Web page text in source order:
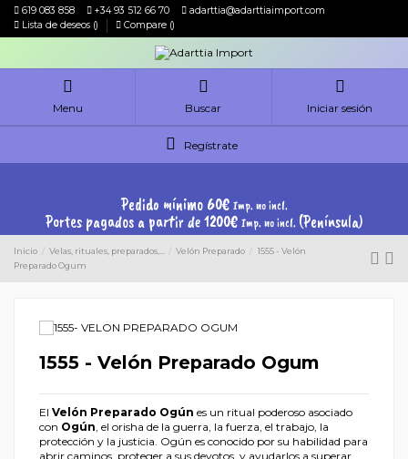
619 083 858 +34 93 512 66 70
adarttia@adarttiaimport.com
Lista de deseos () Compare ()
Menu Buscar Iniciar sesión
Regístrate
Pedido mínimo 60€ Imp. no incl.
Portes pagados a partir de 1200€ Imp. no incl. (Península)
Inicio Velas, rituales, preparados,... Velón Preparado
1555 - Velón
Preparado Ogum
1555 - Velón Preparado Ogum
El Velón Preparado Ogún es un ritual poderoso asociado
con Ogún , el orisha de la guerra, la fuerza, el trabajo, la
protección y la justicia. Ogún es conocido por su habilidad para
abrir caminos, proteger a sus devotos, y ayudarlos a superar